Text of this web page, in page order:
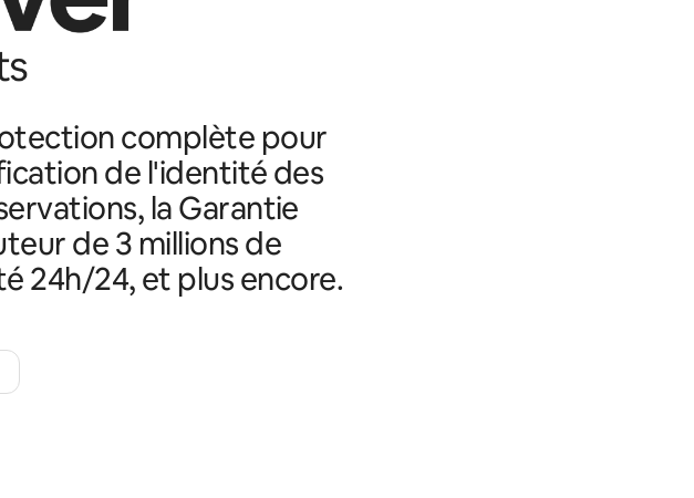
complète pour
de l'identité des
la Garantie
de 3 millions de
24h/24, et plus encore.